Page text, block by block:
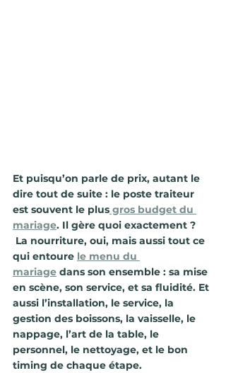
Et puisqu’on parle de prix, autant le
dire tout de suite : le poste traiteur
est souvent le plus gros budget du
mariage. Il gère quoi exactement ?
La nourriture, oui, mais aussi tout ce
qui entoure le menu du
mariage dans son ensemble : sa mise
en scène, son service, et sa fluidité. Et
aussi l’installation, le service, la
gestion des boissons, la vaisselle, le
nappage, l’art de la table, le
personnel, le nettoyage, et le bon
timing de chaque étape.